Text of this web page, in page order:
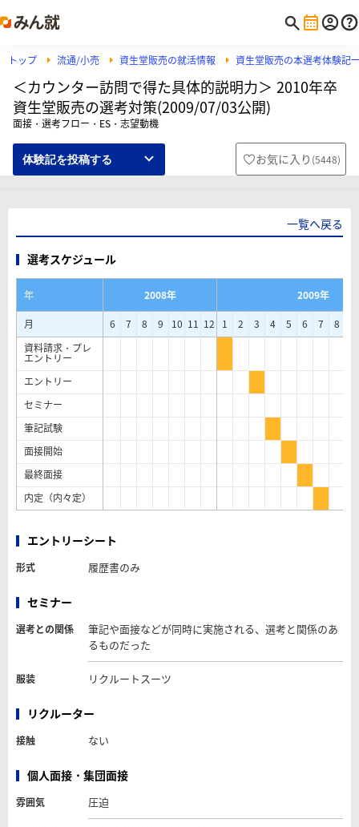
トップ 流通/小売 資生堂販売の就活情報 資生堂販売の本選考体験記
＜カウンター訪問で得た具体的説明力＞ 2010年卒
資生堂販売の選考対策(2009/07/03公開)
面接・選考フロー・ES・志望動機
体験記を投稿する お気に入り (5448)
一覧へ戻る
選考スケジュール
年 2008年
2009年
月
6 7 8 9 10 11 12 1 2 3 4 5 6 7 8
資料請求・プレ
エントリー
エントリー
セミナー
筆記試験
面接開始
最終面接
内定（内々定）
エントリーシート
形式 履歴書のみ
セミナー
選考との関係
筆記や面接などが同時に実施される、選考と関係のあ
るものだった
服装 リクルートスーツ
リクルーター
接触 ない
個人面接・集団面接
雰囲気 圧迫